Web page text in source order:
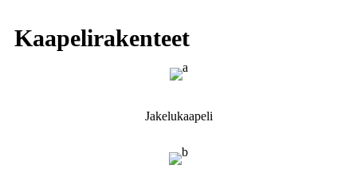
Kaapelirakenteet
Jakelukaapeli